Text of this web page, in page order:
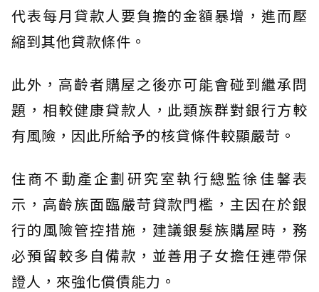
代表每月貸款人要負擔的金額暴增，進而壓
縮到其他貸款條件。
此外，高齡者購屋之後亦可能會碰到繼承問
題，相較健康貸款人，此類族群對銀行方較
有風險，因此所給予的核貸條件較顯嚴苛。
住商不動產企劃研究室執行總監徐佳馨表
示，高齡族面臨嚴苛貸款門檻，主因在於銀
行的風險管控措施，建議銀髮族購屋時，務
必預留較多自備款，並善用子女擔任連帶保
證人，來強化償債能力。